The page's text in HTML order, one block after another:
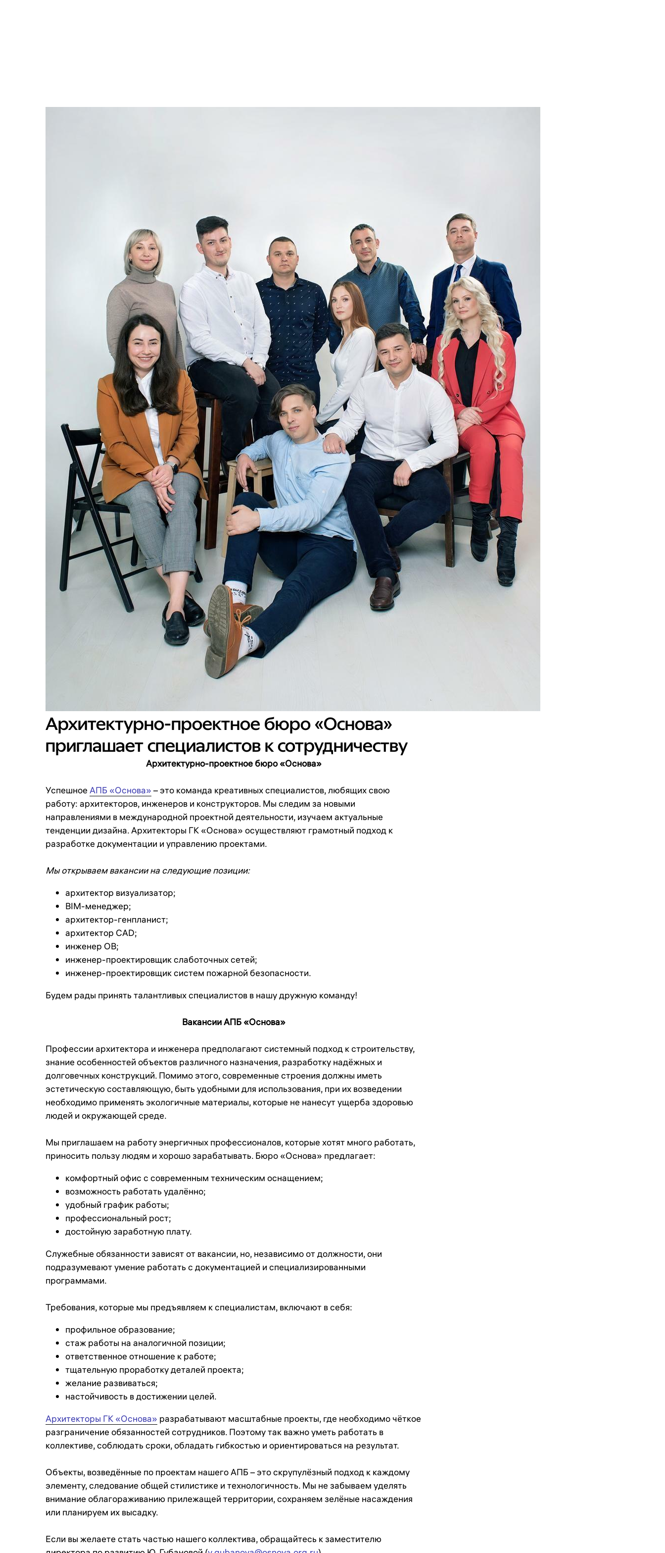
Архитектурно-проектное бюро «Основа»
приглашает специалистов к сотрудничеству
Архитектурно-проектное бюро «Основа»
Успешное АПБ «Основа» – это команда креативных специалистов, любящих свою
работу: архитекторов, инженеров и конструкторов. Мы следим за новыми
направлениями в международной проектной деятельности, изучаем актуальные
тенденции дизайна. Архитекторы ГК «Основа» осуществляют грамотный подход к
разработке документации и управлению проектами.
Мы открываем вакансии на следующие позиции:
архитектор визуализатор;
BIM-менеджер;
архитектор-генпланист;
архитектор CAD;
инженер ОВ;
инженер-проектировщик слаботочных сетей;
инженер-проектировщик систем пожарной безопасности.
Будем рады принять талантливых специалистов в нашу дружную команду!
Вакансии АПБ «Основа»
Профессии архитектора и инженера предполагают системный подход к строительству,
знание особенностей объектов различного назначения, разработку надёжных и
долговечных конструкций. Помимо этого, современные строения должны иметь
эстетическую составляющую, быть удобными для использования, при их возведении
необходимо применять экологичные материалы, которые не нанесут ущерба здоровью
людей и окружающей среде.
Мы приглашаем на работу энергичных профессионалов, которые хотят много работать,
приносить пользу людям и хорошо зарабатывать. Бюро «Основа» предлагает:
комфортный офис с современным техническим оснащением;
возможность работать удалённо;
удобный график работы;
профессиональный рост;
достойную заработную плату.
Служебные обязанности зависят от вакансии, но, независимо от должности, они
подразумевают умение работать с документацией и специализированными
программами.
Требования, которые мы предъявляем к специалистам, включают в себя:
профильное образование;
стаж работы на аналогичной позиции;
ответственное отношение к работе;
тщательную проработку деталей проекта;
желание развиваться;
настойчивость в достижении целей.
Архитекторы ГК «Основа» разрабатывают масштабные проекты, где необходимо чёткое
разграничение обязанностей сотрудников. Поэтому так важно уметь работать в
коллективе, соблюдать сроки, обладать гибкостью и ориентироваться на результат.
Объекты, возведённые по проектам нашего АПБ – это скрупулёзный подход к каждому
элементу, следование общей стилистике и технологичность. Мы не забываем уделять
внимание облагораживанию прилежащей территории, сохраняем зелёные насаждения
или планируем их высадку.
Если вы желаете стать частью нашего коллектива, обращайтесь к заместителю